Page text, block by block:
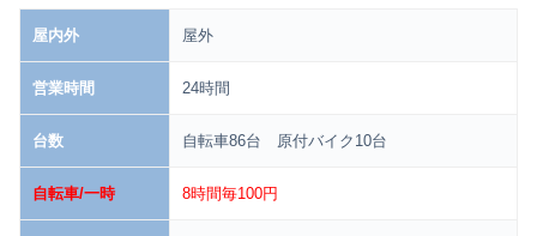
屋内外 屋外
営業時間 24時間
台数 自転車86台 原付バイク10台
自転車/一時 8時間毎100円